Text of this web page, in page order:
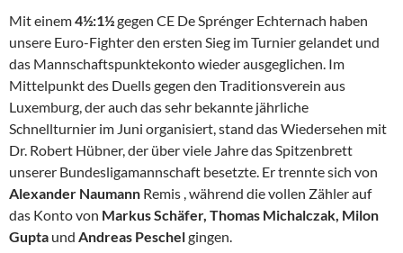
Mit einem4½:1½gegen CE De Sprénger Echternach haben
unsere Euro-Fighter den ersten Sieg im Turnier gelandet und
das Mannschaftspunktekonto wieder ausgeglichen. Im
Mittelpunkt des Duells gegen den Traditionsverein aus
Luxemburg, der auch das sehr bekannte jährliche
Schnellturnier im Juni organisiert, stand das Wiedersehen mit
Dr. Robert Hübner, der über viele Jahre das Spitzenbrett
unserer Bundesligamannschaft besetzte. Er trennte sich von
Alexander Naumann Remis , während die vollen Zähler auf
das Konto von Markus Schäfer, Thomas Michalczak, Milon
Gupta und Andreas Peschelgingen.